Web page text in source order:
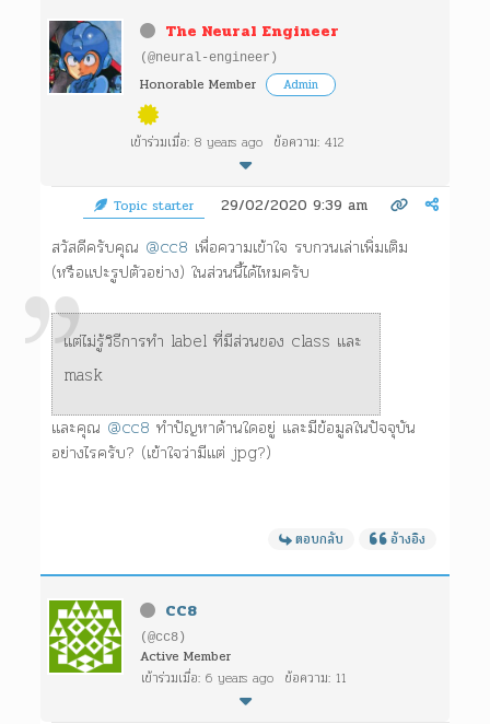
The Neural Engineer
(@neural-engineer)
Honorable Member Admin
เข้าร่วมเมื่อ: 8 years ago ข้อความ: 412
Topic starter 29/02/2020 9:39 am
สวัสดีครับคุณ @cc8 เพื่อความเข้าใจ รบกวนเล่าเพิ่มเติม
(หรือแปะรูปตัวอย่าง) ในส่วนนี้ได้ไหมครับ
แต่ไม่รู้วิธีการทำ label ที่มีส่วนของ class และ
mask
และคุณ @cc8 ทำปัญหาด้านใดอยู่ และมีข้อมูลในปัจจุบัน
อย่างไรครับ? (เข้าใจว่ามีแต่ jpg?)
ตอบกลับ อ้างอิง
CC8
(@cc8)
Active Member
เข้าร่วมเมื่อ: 6 years ago ข้อความ: 11